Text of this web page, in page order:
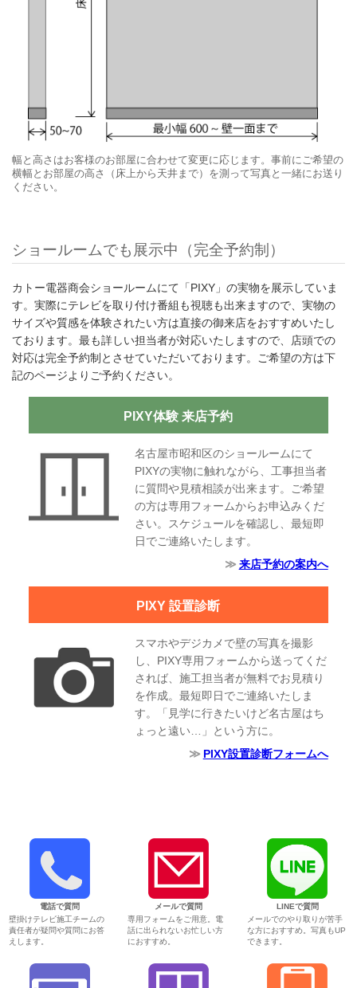
幅と高さはお客様のお部屋に合わせて変更に応じます。事前にご希望の
横幅とお部屋の高さ（床上から天井まで）を測って写真と一緒にお送り
ください。
ショールームでも展示中（完全予約制）
カトー電器商会ショールームにて「PIXY」の実物を展示していま
す。実際にテレビを取り付け番組も視聴も出来ますので、実物の
サイズや質感を体験されたい方は直接の御来店をおすすめいたし
ております。最も詳しい担当者が対応いたしますので、店頭での
対応は完全予約制とさせていただいております。ご希望の方は下
記のページよりご予約ください。
PIXY体験 来店予約
名古屋市昭和区のショールームにて
PIXYの実物に触れながら、工事担当者
に質問や見積相談が出来ます。ご希望
の方は専用フォームからお申込みくだ
さい。スケジュールを確認し、最短即
日でご連絡いたします。
来店予約の案内へ
PIXY 設置診断
スマホやデジカメで壁の写真を撮影
し、PIXY専用フォームから送ってくだ
されば、施工担当者が無料でお見積り
を作成。最短即日でご連絡いたしま
す。「見学に行きたいけど名古屋はち
ょっと遠い…」という方に。
PIXY設置診断フォームへ
電話で質問
壁掛けテレビ施工チームの
責任者が疑問や質問にお答
えします。
メールで質問
専用フォームをご用意。電
話に出られないお忙しい方
におすすめ。
LINEで質問
メールでのやり取りが苦手
な方におすすめ。写真もUP
できます。